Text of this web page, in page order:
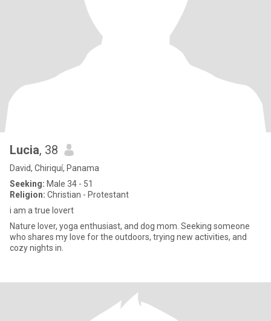
Lucia, 38
David, Chiriquí, Panama
Seeking: Male 34 - 51
Religion: Christian - Protestant
i am a true lovert
Nature lover, yoga enthusiast, and dog mom. Seeking someone
who shares my love for the outdoors, trying new activities, and
cozy nights in.